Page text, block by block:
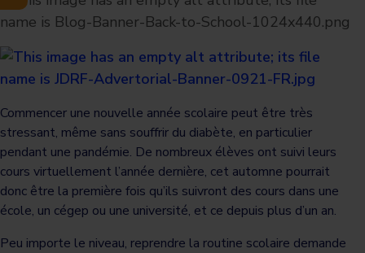
Commencer une nouvelle année scolaire peut être très
stressant, même sans souffrir du diabète, en particulier
pendant une pandémie. De nombreux élèves ont suivi leurs
cours virtuellement l’année dernière, cet automne pourrait
donc être la première fois qu’ils suivront des cours dans une
école, un cégep ou une université, et ce depuis plus d’un an.
Peu importe le niveau, reprendre la routine scolaire demande